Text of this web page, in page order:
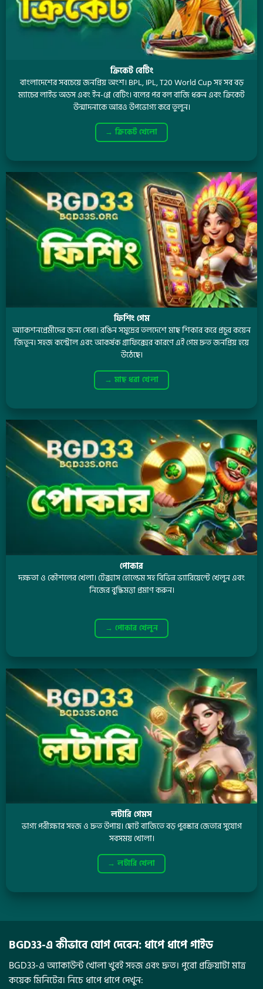
ক্রিকেট বেটিং
বাংলাদেশের সবচেয়ে জনপ্রিয় অংশ। BPL, IPL, T20 World Cup সহ সব বড়
ম্যাচের লাইভ অডস এবং ইন-প্লে বেটিং। বলের পর বল বাজি ধরুন এবং ক্রিকেট
উন্মাদনাকে আরও উপভোগ্য করে তুলুন।
→ ক্রিকেট খেলো
ফিশিং গেম
অ্যাকশনপ্রেমীদের জন্য সেরা। রঙিন সমুদ্রের তলদেশে মাছ শিকার করে প্রচুর কয়েন
জিতুন। সহজ কন্ট্রোল এবং আকর্ষক গ্রাফিক্সের কারণে এই গেম দ্রুত জনপ্রিয় হয়ে
উঠেছে।
→ মাছ ধরা খেলা
পোকার
দক্ষতা ও কৌশলের খেলা। টেক্সাস হোল্ডেম সহ বিভিন্ন ভ্যারিয়েন্টে খেলুন এবং
নিজের বুদ্ধিমত্তা প্রমাণ করুন।
→ পোকার খেলুন
লটারি গেমস
ভাগ্য পরীক্ষার সহজ ও দ্রুত উপায়। ছোট বাজিতে বড় পুরস্কার জেতার সুযোগ
সবসময় খোলা।
→ লটারি খেলা
BGD33-এ কীভাবে যোগ দেবেন: ধাপে ধাপে গাইড
BGD33-এ অ্যাকাউন্ট খোলা খুবই সহজ এবং দ্রুত। পুরো প্রক্রিয়াটা মাত্র
কয়েক মিনিটের। নিচে ধাপে ধাপে দেখুন: